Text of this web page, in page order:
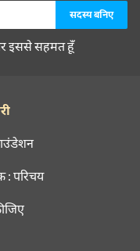
इससे सहमत हूँ
: परिचय